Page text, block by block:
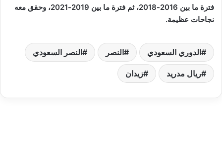
فترة ما بين 2016-2018، ثم فترة ما بين 2019-2021، وحقق معه
نجاحات عظيمة.
الدوري السعودي النصر النصر السعودي
ريال مدريد زيدان